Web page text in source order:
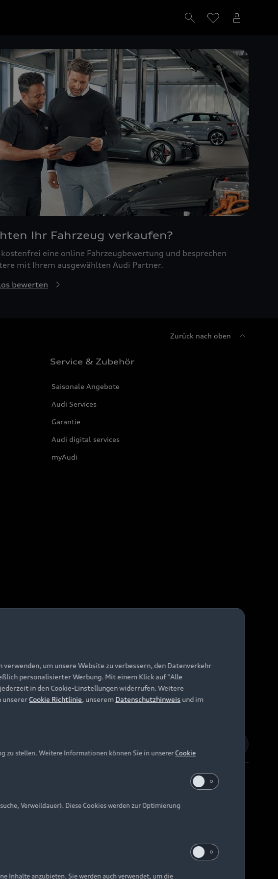
Ihr Fahrzeug verkaufen?
eine online Fahrzeugbewertung und besprechen
mit Ihrem ausgewählten Audi Partner.
bewerten
Zurück nach oben
Service & Zubehör
Saisonale Angebote
Audi Services
Garantie
Audi digital services
myAudi
Richtlinie Barrierefreiheit Digital Services Act
Webseite kann abweichen.
um unsere Website zu verbessern, den Datenverkehr
personalisierter Werbung. Mit einem Klick auf "Alle
in den Cookie-Einstellungen widerrufen. Weitere
unserer Cookie Richtlinie, unserem Datenschutzhinweis und im
zu stellen. Weitere Informationen können Sie in unsererCookie
Verweildauer). Diese Cookies werden zur Optimierung
Inhalte anzubieten. Sie werden auch verwendet, um die